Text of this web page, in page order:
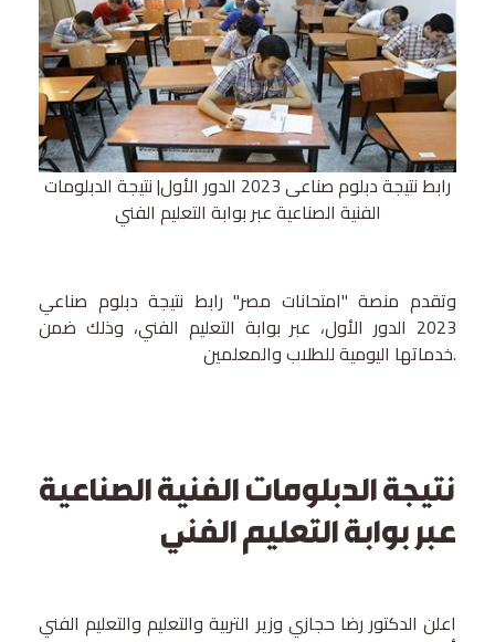
رابط نتيجة دبلوم صناعى 2023 الدور الأول| نتيجة الدبلومات
الفنية الصناعية عبر بوابة التعليم الفني
وتقدم منصة "امتحانات مصر" رابط نتيجة دبلوم صناعي
2023 الدور الأول، عبر بوابة التعليم الفني، وذلك ضمن
خدماتها اليومية للطلاب والمعلمين.
نتيجة الدبلومات الفنية الصناعية
عبر بوابة التعليم الفني
اعلن الدكتور رضا حجازي وزير التربية والتعليم والتعليم الفني